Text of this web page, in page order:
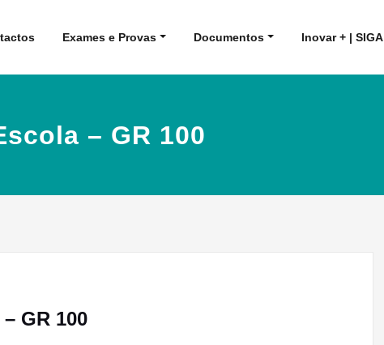
Exames e Provas Documentos Inovar + | SIGA
– GR 100
GR 100